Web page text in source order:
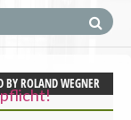
BYROLAND WEGNER